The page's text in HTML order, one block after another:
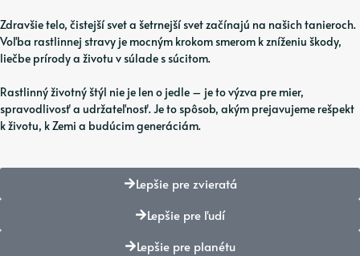
Zdravšie telo, čistejší svet a šetrnejší svet začínajú na našich tanieroch.
Voľba rastlinnej stravy je mocným krokom smerom k zníženiu škody,
liečbe prírody a životu v súlade s súcitom.
Rastlinný životný štýl nie je len o jedle – je to výzva pre mier,
spravodlivosť a udržateľnosť. Je to spôsob, akým prejavujeme rešpekt
k životu, k Zemi a budúcim generáciám.
Lepšie pre zvieratá
Lepšie pre ľudí
Lepšie pre planétu